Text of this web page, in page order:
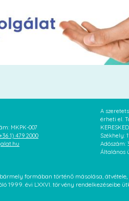
MKPK-007
1) 479 2000
A
érheti el.
Székhely:
Adószám:
Általános
formában történő másolása,
évi LXXVI. törvény rendelkezéseibe